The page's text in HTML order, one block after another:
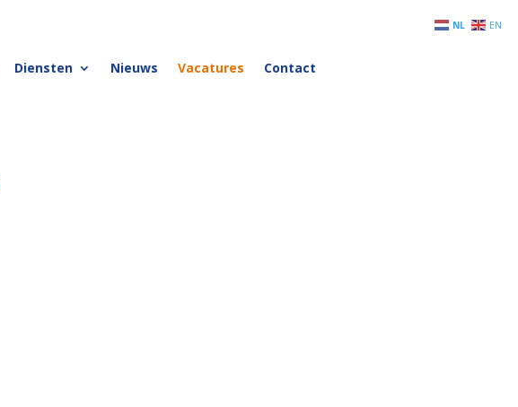
Diensten Nieuws Vacatures Contact
NL EN